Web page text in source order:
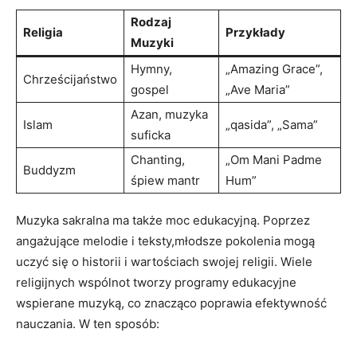
Religia
Rodzaj
Muzyki
Przykłady
Chrześcijaństwo
Hymny,
gospel
„Amazing Grace”,
„Ave Maria”
Islam
Azan, muzyka
suficka
„qasida”, „Sama”
Buddyzm
Chanting,
śpiew mantr
„Om Mani Padme
Hum”
Muzyka sakralna ma także moc edukacyjną. Poprzez
angażujące melodie i teksty,młodsze pokolenia mogą
uczyć się o historii i wartościach swojej religii. Wiele
religijnych wspólnot tworzy programy edukacyjne
wspierane muzyką, co znacząco poprawia efektywność
nauczania. W ten sposób: